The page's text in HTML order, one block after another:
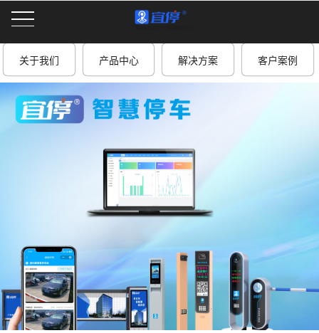
关于我们 产品中心 解决方案 客户案例